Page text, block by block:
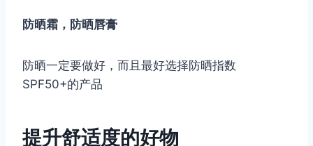
防晒霜，防晒唇膏
防晒一定要做好，而且最好选择防晒指数
SPF50+的产品
提升舒适度的好物